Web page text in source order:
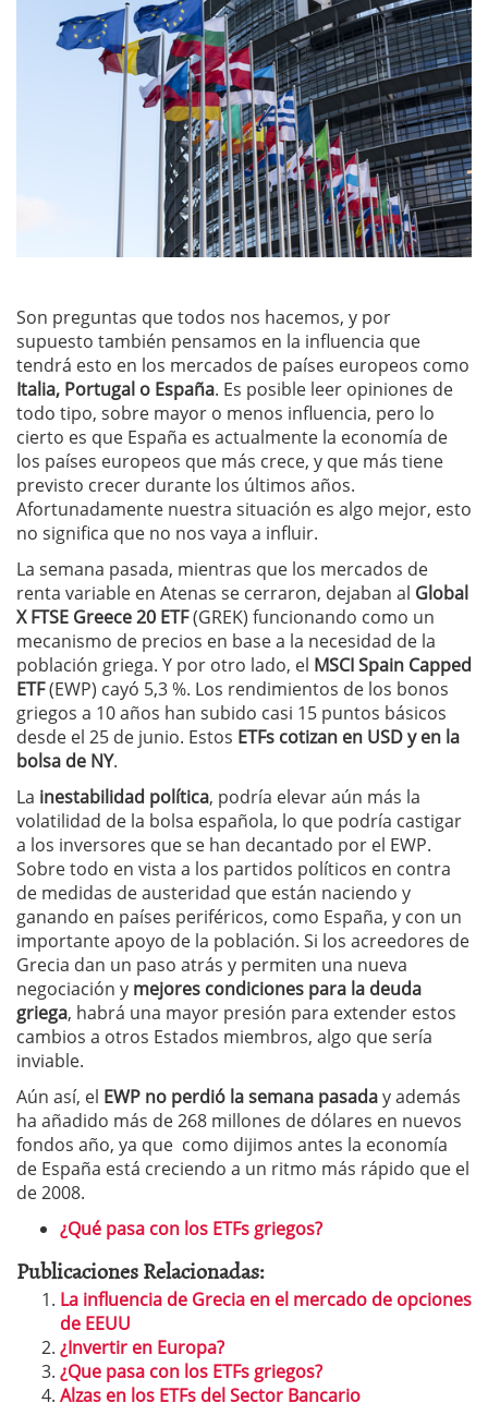
Son preguntas que todos nos hacemos, y por
supuesto también pensamos en la influencia que
tendrá esto en los mercados de países europeos como
Italia, Portugal o España. Es posible leer opiniones de
todo tipo, sobre mayor o menos influencia, pero lo
cierto es que España es actualmente la economía de
los países europeos que más crece, y que más tiene
previsto crecer durante los últimos años.
Afortunadamente nuestra situación es algo mejor, esto
no significa que no nos vaya a influir.
La semana pasada, mientras que los mercados de
renta variable en Atenas se cerraron, dejaban al Global
X FTSE Greece 20 ETF(GREK) funcionando como un
mecanismo de precios en base a la necesidad de la
población griega. Y por otro lado, el MSCI Spain Capped
ETF(EWP) cayó 5,3 %. Los rendimientos de los bonos
griegos a 10 años han subido casi 15 puntos básicos
desde el 25 de junio. Estos ETFs cotizan en USD y en la
bolsa de NY.
La inestabilidad política, podría elevar aún más la
volatilidad de la bolsa española, lo que podría castigar
a los inversores que se han decantado por el EWP.
Sobre todo en vista a los partidos políticos en contra
de medidas de austeridad que están naciendo y
ganando en países periféricos, como España, y con un
importante apoyo de la población. Si los acreedores de
Grecia dan un paso atrás y permiten una nueva
negociación y mejores condiciones para la deuda
griega, habrá una mayor presión para extender estos
cambios a otros Estados miembros, algo que sería
inviable.
Aún así, el EWP no perdió la semana pasaday además
ha añadido más de 268 millones de dólares en nuevos
fondos año, ya que como dijimos antes la economía
de España está creciendo a un ritmo más rápido que el
de 2008.
¿Qué pasa con los ETFs griegos?
Publicaciones Relacionadas:
La influencia de Grecia en el mercado de opciones
de EEUU
¿Invertir en Europa?
¿Que pasa con los ETFs griegos?
Alzas en los ETFs del Sector Bancario